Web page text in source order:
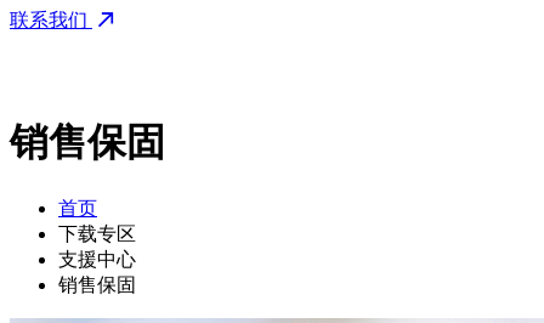
联系我们
销售保固
首页
下载专区
支援中心
销售保固